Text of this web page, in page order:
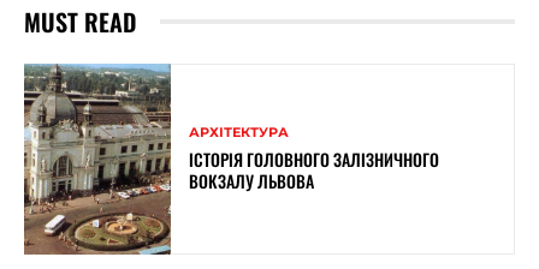
MUST READ
АРХІТЕКТУРА
ІСТОРІЯ ГОЛОВНОГО ЗАЛІЗНИЧНОГО
ВОКЗАЛУ ЛЬВОВА